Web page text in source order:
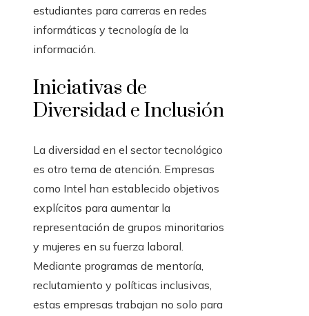
estudiantes para carreras en redes
informáticas y tecnología de la
información.
Iniciativas de
Diversidad e Inclusión
La diversidad en el sector tecnológico
es otro tema de atención. Empresas
como Intel han establecido objetivos
explícitos para aumentar la
representación de grupos minoritarios
y mujeres en su fuerza laboral.
Mediante programas de mentoría,
reclutamiento y políticas inclusivas,
estas empresas trabajan no solo para